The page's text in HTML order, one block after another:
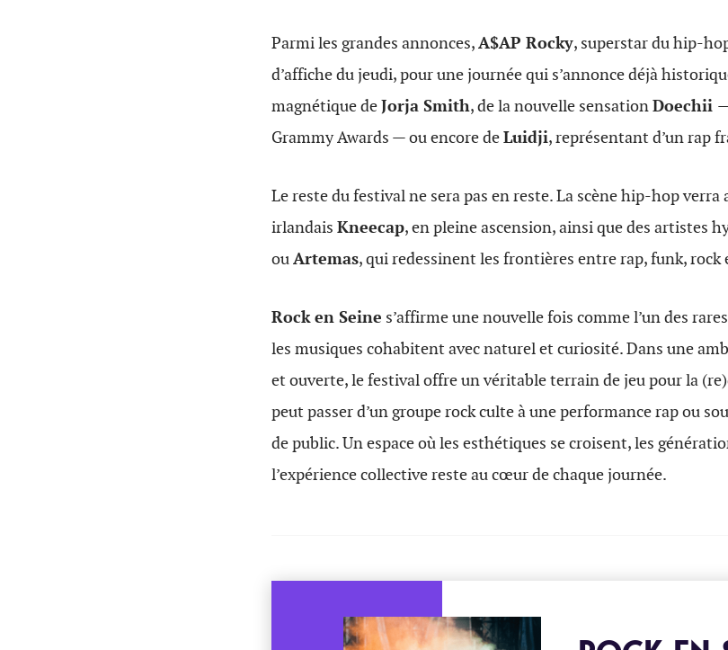
Parmi les grandes annonces,A$AP Rocky, superstar du hip-
d’affiche du jeudi, pour une journée qui s’annonce déjà
magnétique deJorja Smith, de la nouvelle sensationDoechii
Grammy Awards — ou encore deLuidji, représentant d’un rap
Le reste du festival ne sera pas en reste. La scène hip-hop
irlandais Kneecap, en pleine ascension, ainsi que des artistes
ouArtemas, qui redessinent les frontières entre rap, funk, rock
Rock en Seine s’affirme une nouvelle fois comme l’un des
les musiques cohabitent avec naturel et curiosité. Dans une
et ouverte, le festival offre un véritable terrain de jeu pour la
peut passer d’un groupe rock culte à une performance rap ou
de public. Un espace où les esthétiques se croisent, les
l’expérience collective reste au cœur de chaque journée.